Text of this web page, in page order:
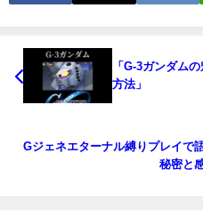
「G-3ガンダム
方法」
Gジェネエターナル縛りプレイで
秘密と